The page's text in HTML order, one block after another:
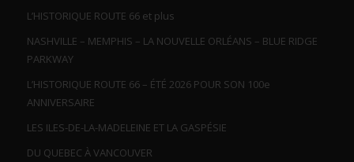
L’HISTORIQUE ROUTE 66 et plus
NASHVILLE – MEMPHIS – LA NOUVELLE ORLÉANS – BLUE RIDGE
PARKWAY
L’HISTORIQUE ROUTE 66 – ÉTÉ 2026 POUR SON 100e
ANNIVERSAIRE
LES ILES-DE-LA-MADELEINE ET LA GASPÉSIE
DU QUEBEC À VANCOUVER